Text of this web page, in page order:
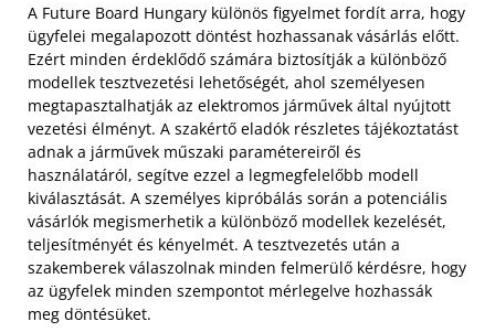
A Future Board Hungary különös figyelmet fordít arra, hogy
ügyfelei megalapozott döntést hozhassanak vásárlás előtt.
Ezért minden érdeklődő számára biztosítják a különböző
modellek tesztvezetési lehetőségét, ahol személyesen
megtapasztalhatják az elektromos járművek által nyújtott
vezetési élményt. A szakértő eladók részletes tájékoztatást
adnak a járművek műszaki paramétereiről és
használatáról, segítve ezzel a legmegfelelőbb modell
kiválasztását. A személyes kipróbálás során a potenciális
vásárlók megismerhetik a különböző modellek kezelését,
teljesítményét és kényelmét. A tesztvezetés után a
szakemberek válaszolnak minden felmerülő kérdésre, hogy
az ügyfelek minden szempontot mérlegelve hozhassák
meg döntésüket.